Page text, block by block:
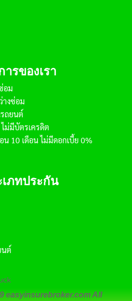
ารของเรา
อม
งซ่อม
ถยนต์
ม่มีบัตรเครดิต
10 เดือน ไม่มีดอกเบี้ย 0%
เภทประกัน
นต์
easyinsurebroker.com All